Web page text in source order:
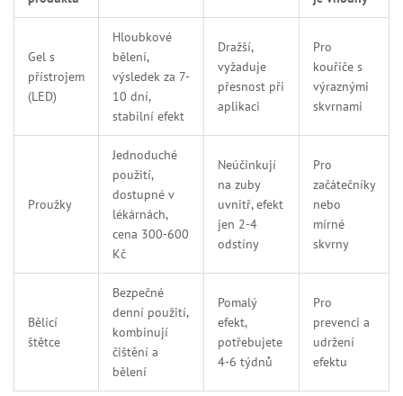
Gel s
přístrojem
(LED)
Hloubkové
bělení,
výsledek za 7-
10 dní,
stabilní efekt
Dražší,
vyžaduje
přesnost při
aplikaci
Pro
kouřiče s
výraznými
skvrnami
Proužky
Jednoduché
použití,
dostupné v
lékárnách,
cena 300-600
Kč
Neúčinkují
na zuby
uvnitř, efekt
jen 2-4
odstíny
Pro
začátečníky
nebo
mírné
skvrny
Bělící
štětce
Bezpečné
denní použití,
kombinují
čištění a
bělení
Pomalý
efekt,
potřebujete
4-6 týdnů
Pro
prevenci a
udržení
efektu